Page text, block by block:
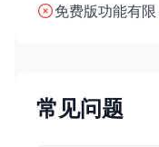
免费版功能有
常见问题